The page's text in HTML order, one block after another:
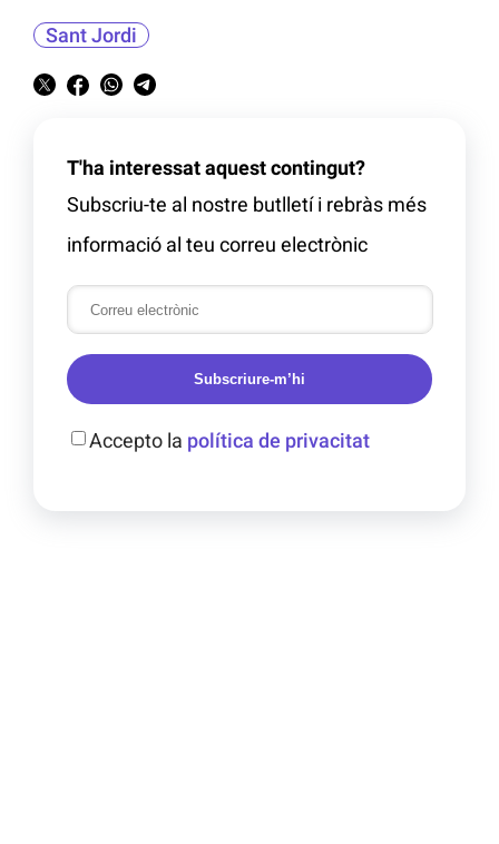
Sant Jordi
T'ha interessat aquest contingut?
Subscriu-te al nostre butlletí i rebràs més
informació al teu correu electrònic
Subscriure-m’hi
Accepto la política de privacitat